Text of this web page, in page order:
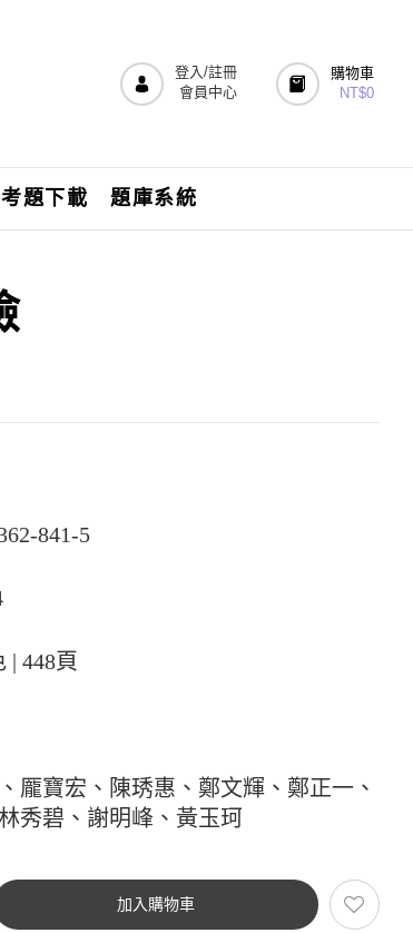
登入/註冊
會員中心
購物車
NT$0
題下載 題庫系統
841-5
| 448頁
寶宏、陳琇惠、鄭文輝、鄭正一、
秀碧、謝明峰、黃玉珂
加入購物車